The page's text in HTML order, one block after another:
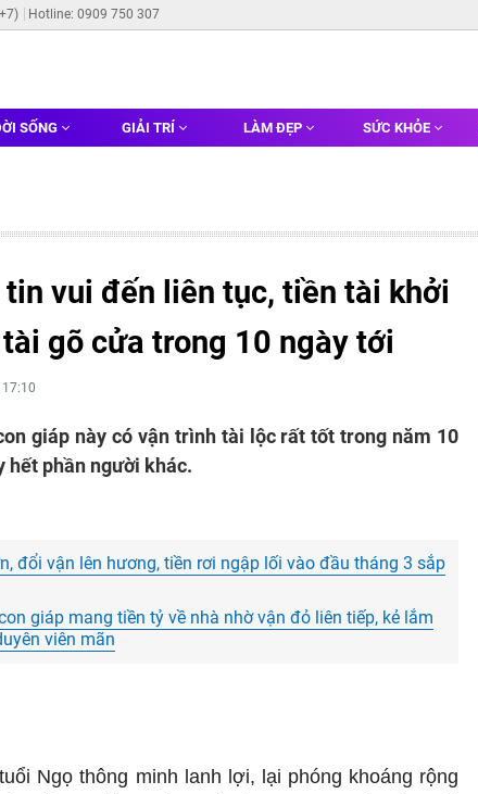
Hotline: 0909 750 307
SỐNG GIẢI TRÍ LÀM ĐẸP SỨC KHỎE
tin vui đến liên tục, tiền tài khởi
gõ cửa trong 10 ngày tới
giáp này có vận trình tài lộc rất tốt trong năm 10
hết phần người khác.
đổi vận lên hương, tiền rơi ngập lối vào đầu tháng 3 sắp
giáp mang tiền tỷ về nhà nhờ vận đỏ liên tiếp, kẻ lắm
viên mãn
Ngọ thông minh lanh lợi, lại phóng khoáng rộng